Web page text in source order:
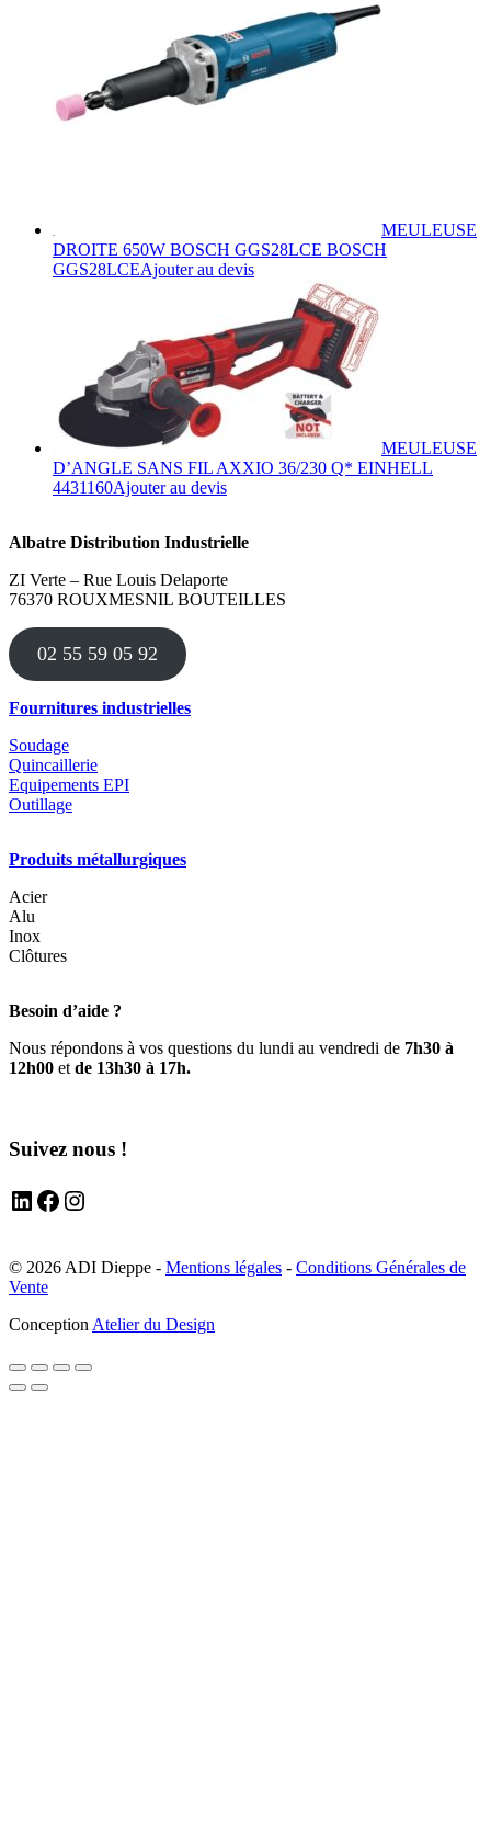
MEULEUSE
DROITE 650W BOSCH GGS28LCE BOSCH
GGS28LCEAjouter au devis
MEULEUSE
D’ANGLE SANS FIL AXXIO 36/230 Q* EINHELL
4431160Ajouter au devis
Albatre Distribution Industrielle
ZI Verte – Rue Louis Delaporte
76370 ROUXMESNIL BOUTEILLES
02 55 59 05 92
Fournitures industrielles
Soudage
Quincaillerie
Equipements EPI
Outillage
Produits métallurgiques
Acier
Alu
Inox
Clôtures
Besoin d’aide ?
Nous répondons à vos questions du lundi au vendredi de 7h30 à
12h00 et de 13h30 à 17h.
Suivez nous !
LinkedIn Facebook Instagram
© 2026 ADI Dieppe - Mentions légales - Conditions Générales de
Vente
ConceptionAtelier du Design